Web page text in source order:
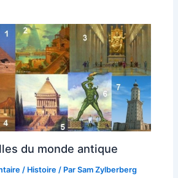
du monde antique
/ Histoire / ParSam Zylberberg